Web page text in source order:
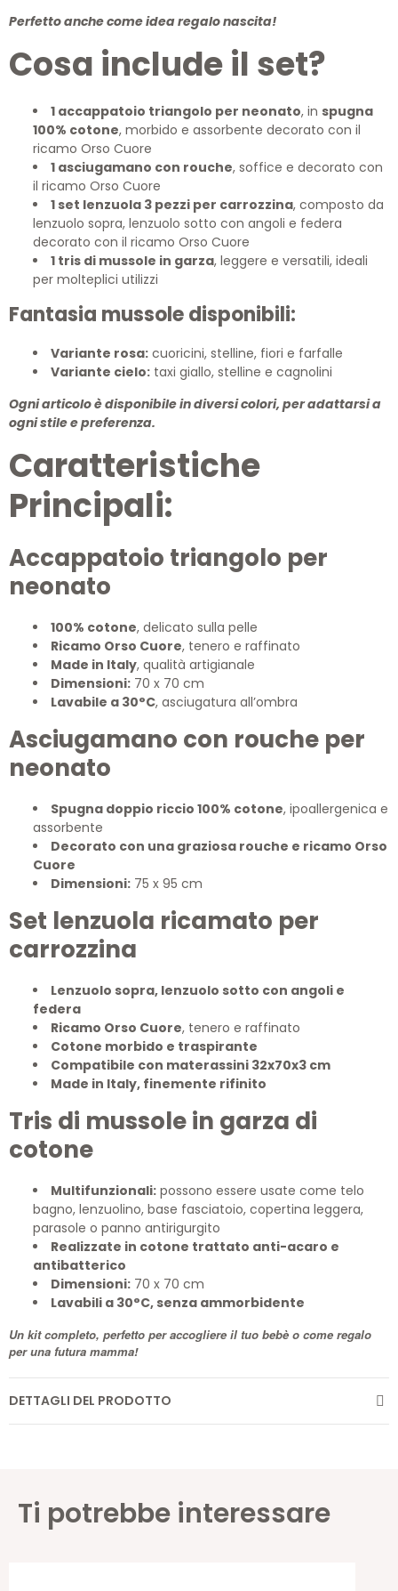
Perfetto anche come idea regalo nascita!
Cosa include il set?
1 accappatoio triangolo per neonato, in spugna
100% cotone, morbido e assorbente decorato con il
ricamo Orso Cuore
1 asciugamano con rouche, soffice e decorato con
il ricamo Orso Cuore
1 set lenzuola 3 pezzi per carrozzina, composto da
lenzuolo sopra, lenzuolo sotto con angoli e federa
decorato con il ricamo Orso Cuore
1 tris di mussole in garza, leggere e versatili, ideali
per molteplici utilizzi
Fantasia mussole disponibili:
Variante rosa: cuoricini, stelline, fiori e farfalle
Variante cielo: taxi giallo, stelline e cagnolini
Ogni articolo è disponibile in diversi colori, per adattarsi a
ogni stile e preferenza.
Caratteristiche
Principali:
Accappatoio triangolo per
neonato
100% cotone, delicato sulla pelle
Ricamo Orso Cuore, tenero e raffinato
Made in Italy, qualità artigianale
Dimensioni: 70 x 70 cm
Lavabile a 30°C, asciugatura all’ombra
Asciugamano con rouche per
neonato
Spugna doppio riccio 100% cotone, ipoallergenica e
assorbente
Decorato con una graziosa rouche e ricamo Orso
Cuore
Dimensioni: 75 x 95 cm
Set lenzuola ricamato per
carrozzina
Lenzuolo sopra, lenzuolo sotto con angoli e
federa
Ricamo Orso Cuore, tenero e raffinato
Cotone morbido e traspirante
Compatibile con materassini 32x70x3 cm
Made in Italy, finemente rifinito
Tris di mussole in garza di
cotone
Multifunzionali: possono essere usate come telo
bagno, lenzuolino, base fasciatoio, copertina leggera,
parasole o panno antirigurgito
Realizzate in cotone trattato anti-acaro e
antibatterico
Dimensioni: 70 x 70 cm
Lavabili a 30°C, senza ammorbidente
Un kit completo, perfetto per accogliere il tuo bebè o come regalo
per una futura mamma!
DETTAGLI DEL PRODOTTO
Ti potrebbe interessare